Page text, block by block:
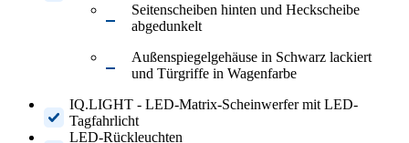
Seitenscheiben hinten und Heckscheibe
abgedunkelt
Außenspiegelgehäuse in Schwarz lackiert
und Türgriffe in Wagenfarbe
IQ.LIGHT - LED-Matrix-Scheinwerfer mit LED-
Tagfahrlicht
LED-Rückleuchten